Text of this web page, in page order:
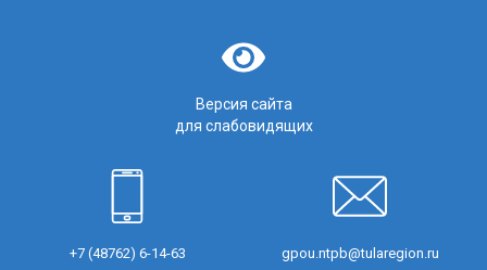
Версия сайта
для слабовидящих
+7 (48762) 6-14-63 gpou.ntpb@tularegion.ru